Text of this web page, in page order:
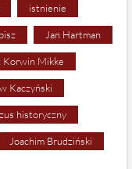
istnienie
Jan Hartman
Korwin Mikke
Kaczyński
historyczny
Joachim Brudziński